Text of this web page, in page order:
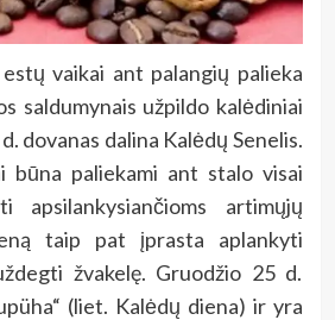
vaikai ant palangių palieka
saldumynais užpildo kalėdiniai
dovanas dalina Kalėdų Senelis.
būna paliekami ant stalo visai
apsilankysiančioms artimųjų
taip pat įprasta aplankyti
žvakelę. Gruodžio 25 d.
(liet. Kalėdų diena) ir yra